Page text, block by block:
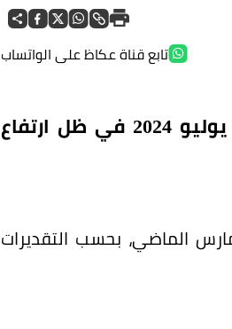
تابع قناة عكاظ على الواتساب
زاد معدل التضخم في منطقة اليورو لأعلى مستوى منذ يوليو 2024 في ظل ارتفاع
على أساس سنوي بنسبة 2.6% خلال مارس الماضي، بحسب التقديرات